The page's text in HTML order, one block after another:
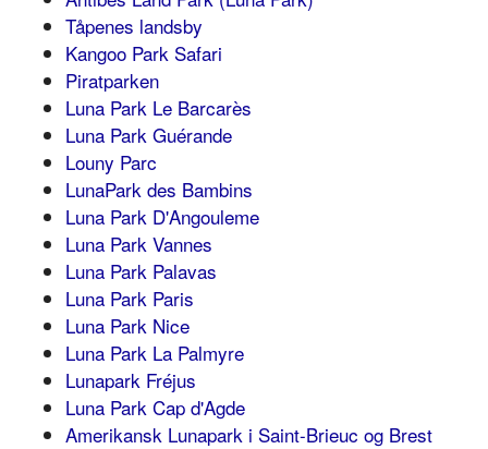
Tåpenes landsby
Kangoo Park Safari
Piratparken
Luna Park Le Barcarès
Luna Park Guérande
Louny Parc
LunaPark des Bambins
Luna Park D'Angouleme
Luna Park Vannes
Luna Park Palavas
Luna Park Paris
Luna Park Nice
Luna Park La Palmyre
Lunapark Fréjus
Luna Park Cap d'Agde
Amerikansk Lunapark i Saint-Brieuc og Brest